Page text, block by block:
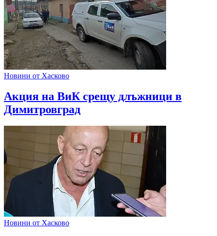
Новини от Хасково
Акция на ВиК срещу длъжници в
Димитровград
Новини от Хасково